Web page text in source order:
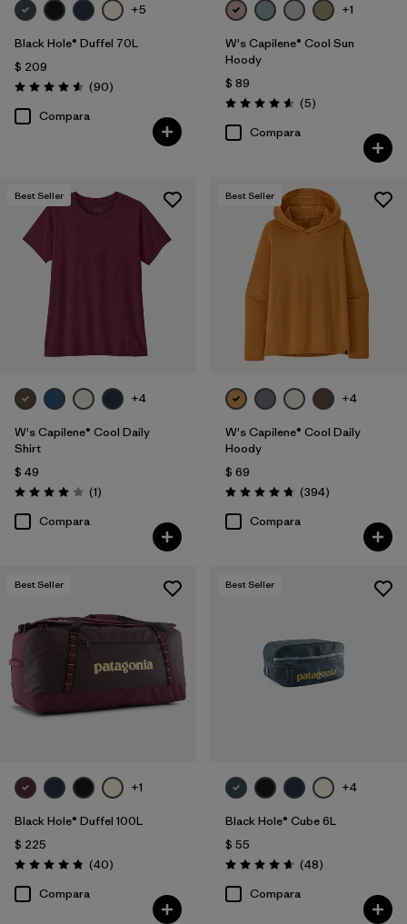
+5
Black Hole® Duffel 70L
$ 209
Valoración: 4.6 / 5
(90Comentarios
)
Compara
+1
W's Capilene® Cool Sun
Hoody
$ 89
Valoración: 4.6 / 5
(5Comentarios
)
Compara
Best Seller
+4
W's Capilene® Cool Daily
Shirt
$ 49
Valoración: 4.0 / 5
(1Comentarios
)
Compara
Best Seller
+4
W's Capilene® Cool Daily
Hoody
$ 69
Valoración: 4.7 / 5
(394Comentarios
)
Compara
Best Seller
+1
Black Hole® Duffel 100L
$ 225
Valoración: 4.8 / 5
(40Comentarios
)
Compara
Best Seller
+4
Black Hole® Cube 6L
$ 55
Valoración: 4.7 / 5
(48Comentarios
)
Compara